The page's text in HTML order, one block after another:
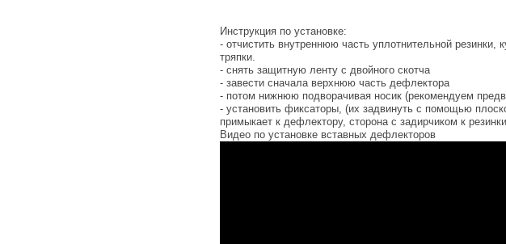
Инструкция по установке:
- отчистить внутреннюю часть уплотнительной
тряпки.
- снять защитную ленту с двойного скотча
- завести сначала верхнюю часть дефлектора
- потом нижнюю подворачивая носик (рекомендуем
- установить фиксаторы, (их задвинуть с помощью
примыкает к дефлектору, сторона с задирчиком к
Видео по установке вставных дефлекторов